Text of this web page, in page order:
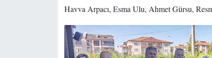
Havva Arpacı, Esma Ulu, Ahmet Gürsu,